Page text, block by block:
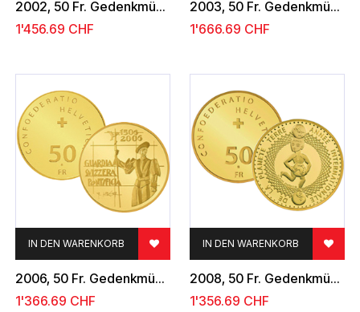
2002, 50 Fr. Gedenkmünze "Expo 2002"
1'456.69 CHF
2003, 50 Fr. Gedenkmünze "Ski WM St. Moritz"
1'666.69 CHF
2006, 50 Fr. Gedenkmünze "Schweizergarde"
IN DEN WARENKORB
1'366.69 CHF
2008, 50 Fr. Gedenkmünze "Jahr des Planeten Erde"
IN DEN WARENKORB
1'356.69 CHF